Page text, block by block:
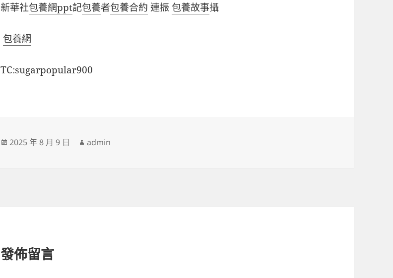
新華社包養網ppt記包養者包養合約 連振 包養故事攝
包養網
TC:sugarpopular900
發
2025 年 8 月 9 日
作
admin
發佈留言